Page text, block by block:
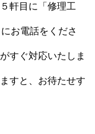
軒目に「修理工
お電話をくださ
すぐ対応いたしま
すと、お待たせす